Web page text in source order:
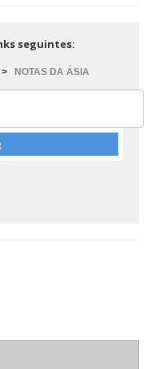
seguintes:
> NOTAS DA ÁSIA